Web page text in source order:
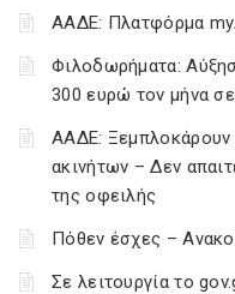
ΑΑΔΕ: Πλατφόρμα
Φιλοδωρήματα:
300 ευρώ τον μήνα
ΑΑΔΕ: Ξεμπλοκάρουν
ακινήτων – Δεν
της οφειλής
Πόθεν έσχες –
Σε λειτουργία το